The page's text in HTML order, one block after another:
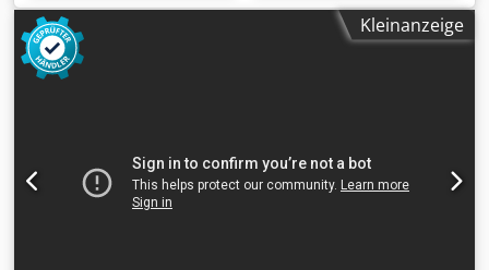
Kleinanzeige